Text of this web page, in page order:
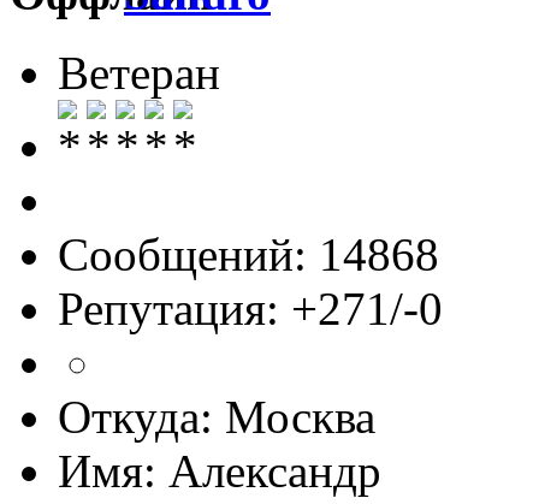
Ветеран
Сообщений: 14868
Репутация: +271/-0
Откуда: Москва
Имя: Александр